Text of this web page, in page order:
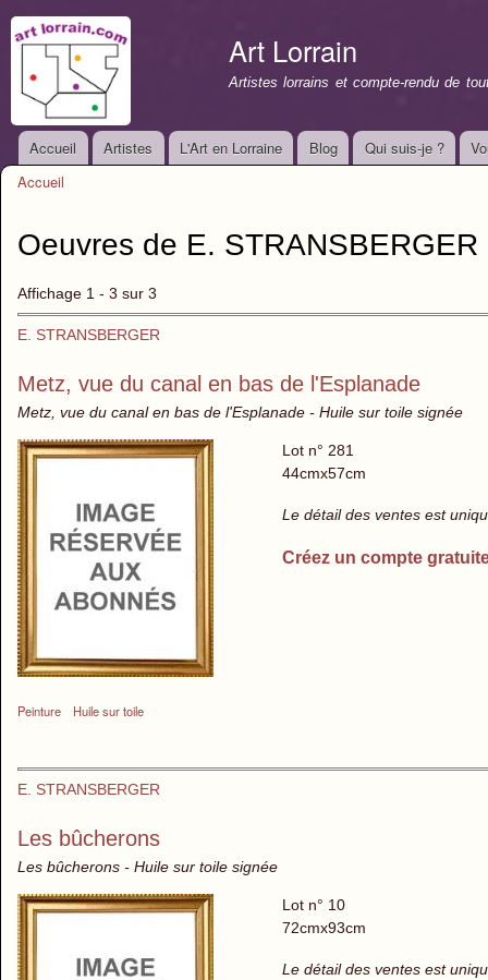
Art Lorrain
Artistes lorrains et compte-rendu de
Menu principal
Accueil Artistes L'Art en Lorraine Blog Qui suis-je ?
Accueil
Oeuvres de E.
Affichage 1 - 3 sur 3
E. STRANSBERGER
Metz, vue du canal en bas de l'Esplanade
Metz, vue du canal en bas de l'Esplanade - Huile sur toile signée
Peinture Huile sur toile
Lot n° 281
44cmx57cm
Le détail des ventes est
Créez un compte
E. STRANSBERGER
Les bûcherons
Les bûcherons - Huile sur toile signée
Lot n° 10
72cmx93cm
Le détail des ventes est